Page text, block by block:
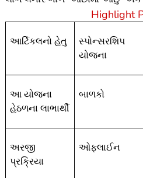
Highlight
આર્ટિકલનો હેતુ
સ્પોન્સરશિપ
યોજના
આ યોજના
હેઠળના લાભાર્થી
બાળકો
અરજી
પ્રક્રિયા
ઓફલાઈન